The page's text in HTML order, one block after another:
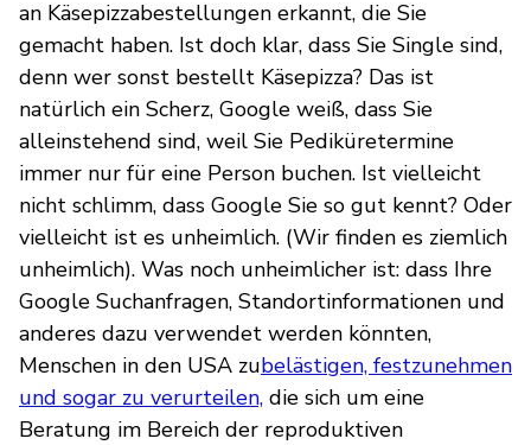
an Käsepizzabestellungen erkannt, die Sie
gemacht haben. Ist doch klar, dass Sie Single sind,
denn wer sonst bestellt Käsepizza? Das ist
natürlich ein Scherz, Google weiß, dass Sie
alleinstehend sind, weil Sie Pediküretermine
immer nur für eine Person buchen. Ist vielleicht
nicht schlimm, dass Google Sie so gut kennt? Oder
vielleicht ist es unheimlich. (Wir finden es ziemlich
unheimlich). Was noch unheimlicher ist: dass Ihre
Google Suchanfragen, Standortinformationen und
anderes dazu verwendet werden könnten,
Menschen in den USA zubelästigen, festzunehmen
und sogar zu verurteilen, die sich um eine
Beratung im Bereich der reproduktiven